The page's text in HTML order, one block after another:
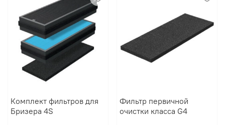
Комплект фильтров для
Бризера 4S
Фильтр первичной
очистки класса G4